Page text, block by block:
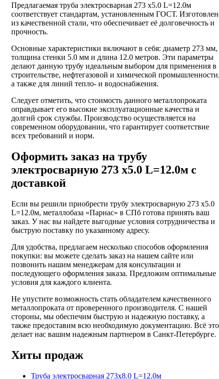
Предлагаемая труба электросварная 273 х5.0 L=12.0м
соответствует стандартам, установленным ГОСТ.
из качественной стали, что обеспечивает её долговечность и
прочность.
Основные характеристики включают в себя: диаметр 273 мм,
толщина стенки 5.0 мм и длина 12.0 метров. Эти параметры
делают данную трубу идеальным выбором для применения в
строительстве, нефтегазовой и химической
а также для линий тепло- и водоснабжения.
Следует отметить, что стоимость данного металлопроката
оправдывает его высокие эксплуатационные качества и
долгий срок службы. Производство осуществляется на
современном оборудовании, что гарантирует соответствие
всех требований и норм.
Оформить заказ на трубу
электросварную 273 х5.0 L=12.0м с
доставкой
Если вы решили приобрести трубу электросварную 273 х5.0
L=12.0м, металлобаза «Парнас» в СПб готова принять ваш
заказ. У нас вы найдете выгодные условия сотрудничества и
быструю поставку по указанному адресу.
Для удобства, предлагаем несколько способов оформления
покупки: вы можете сделать заказ на нашем сайте или
позвонить нашим менеджерам для консультации и
последующего оформления заказа. Предложим оптимальные
условия для каждого клиента.
Не упустите возможность стать обладателем качественного
металлопроката от проверенного производителя. С нашей
стороны, мы обеспечим быструю и надежную поставку, а
также предоставим всю необходимую документацию. Всё это
делает нас вашим надежным партнером в Санкт-Петербурге.
Хиты продаж
Труба электросварная 273х8.0 L=12.0м